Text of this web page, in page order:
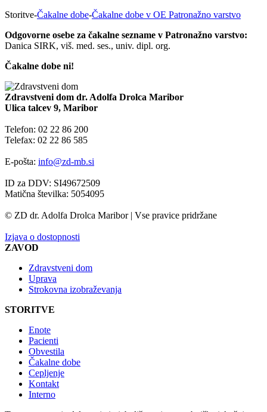
Storitve-Čakalne dobe-Čakalne dobe v OE Patronažno varstvo
Odgovorne osebe za čakalne sezname v Patronažno varstvo:
Danica SIRK, viš. med. ses., univ. dipl. org.
Čakalne dobe ni!
Zdravstveni dom dr. Adolfa Drolca Maribor
Ulica talcev 9, Maribor
Telefon: 02 22 86 200
Telefax: 02 22 86 585
E-pošta: info@zd-mb.si
ID za DDV: SI49672509
Matična številka: 5054095
© ZD dr. Adolfa Drolca Maribor | Vse pravice pridržane
Izjava o dostopnosti
ZAVOD
Zdravstveni dom
Uprava
Strokovna izobraževanja
STORITVE
Enote
Pacienti
Obvestila
Čakalne dobe
Cepljenje
Kontakt
Interno